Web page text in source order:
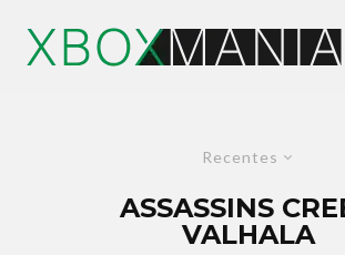
Recentes
ASSASSINS
VALHALA